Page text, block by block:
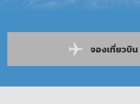
จองเที่ยวบิน